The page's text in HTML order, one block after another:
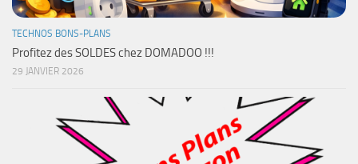
TECHNOS BONS-PLANS
Profitez des SOLDES chez DOMADOO !!!
29 JANVIER 2026